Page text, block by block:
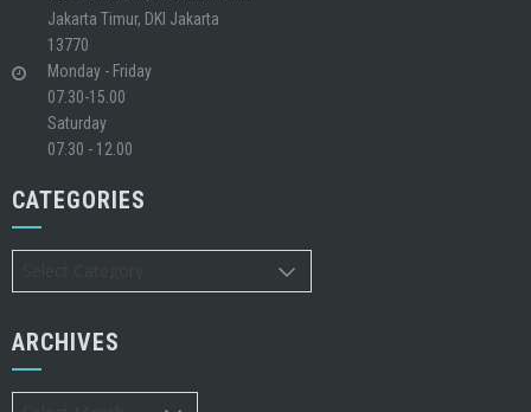
Jakarta Timur, DKI Jakarta
13770
Monday - Friday
07.30-15.00
Saturday
07.30 - 12.00
CATEGORIES
ARCHIVES